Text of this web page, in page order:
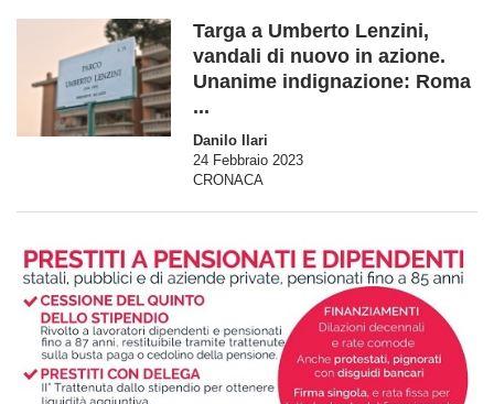
Targa a Umberto Lenzini,
vandali di nuovo in azione.
Unanime indignazione: Roma
...
Danilo Ilari
24 Febbraio 2023
CRONACA